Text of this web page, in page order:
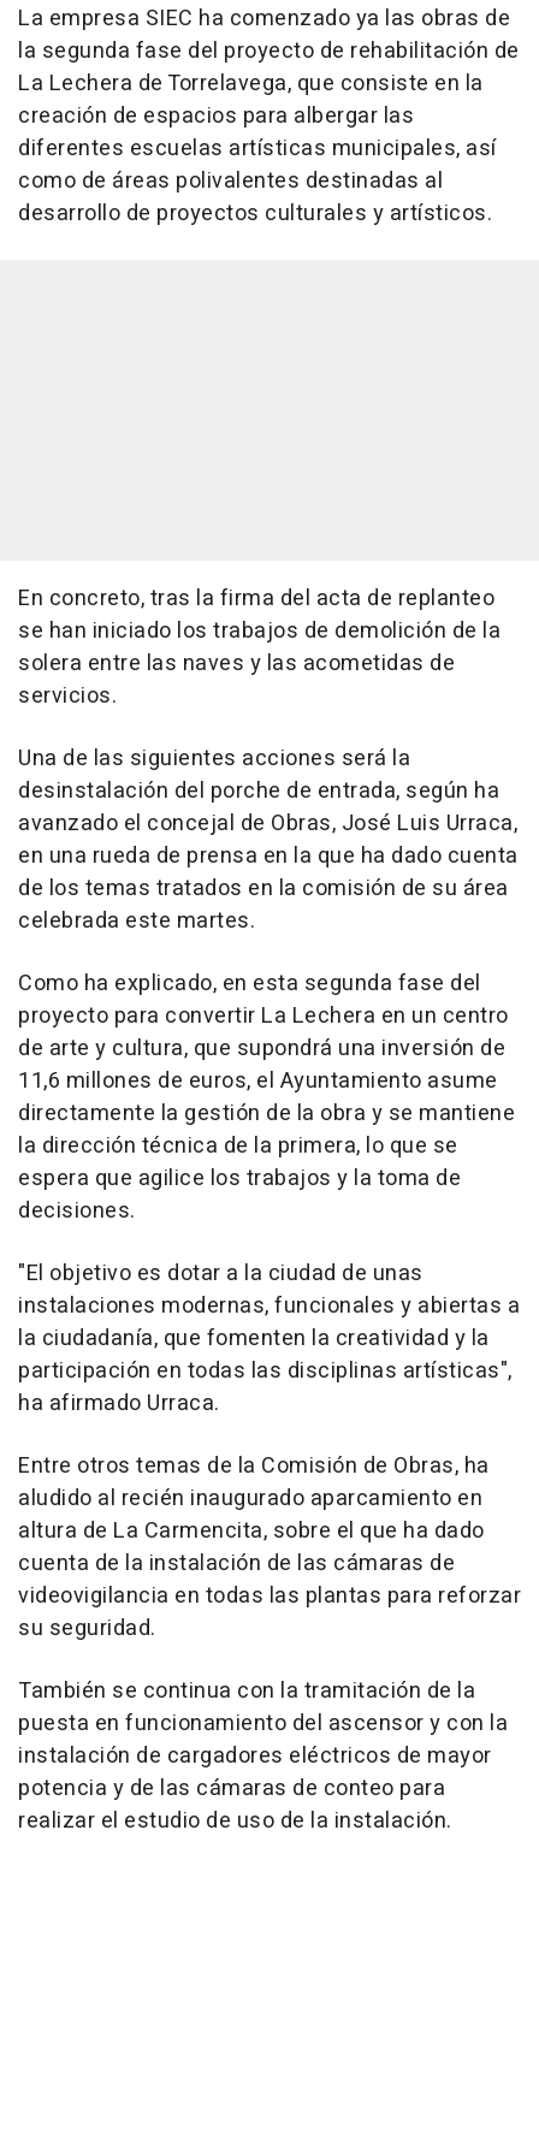
La empresa SIEC ha comenzado ya las obras de
la segunda fase del proyecto de rehabilitación de
La Lechera de Torrelavega, que consiste en la
creación de espacios para albergar las
diferentes escuelas artísticas municipales, así
como de áreas polivalentes destinadas al
desarrollo de proyectos culturales y artísticos.
En concreto, tras la firma del acta de replanteo
se han iniciado los trabajos de demolición de la
solera entre las naves y las acometidas de
servicios.
Una de las siguientes acciones será la
desinstalación del porche de entrada, según ha
avanzado el concejal de Obras, José Luis Urraca,
en una rueda de prensa en la que ha dado cuenta
de los temas tratados en la comisión de su área
celebrada este martes.
Como ha explicado, en esta segunda fase del
proyecto para convertir La Lechera en un centro
de arte y cultura, que supondrá una inversión de
11,6 millones de euros, el Ayuntamiento asume
directamente la gestión de la obra y se mantiene
la dirección técnica de la primera, lo que se
espera que agilice los trabajos y la toma de
decisiones.
"El objetivo es dotar a la ciudad de unas
instalaciones modernas, funcionales y abiertas a
la ciudadanía, que fomenten la creatividad y la
participación en todas las disciplinas artísticas",
ha afirmado Urraca.
Entre otros temas de la Comisión de Obras, ha
aludido al recién inaugurado aparcamiento en
altura de La Carmencita, sobre el que ha dado
cuenta de la instalación de las cámaras de
videovigilancia en todas las plantas para reforzar
su seguridad.
También se continua con la tramitación de la
puesta en funcionamiento del ascensor y con la
instalación de cargadores eléctricos de mayor
potencia y de las cámaras de conteo para
realizar el estudio de uso de la instalación.